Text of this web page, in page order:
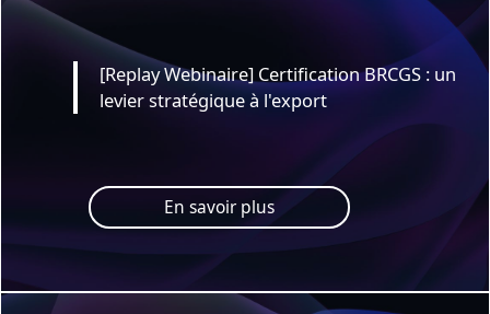
[Replay Webinaire] Certification BRCGS : un
levier stratégique à l'export
En savoir plus